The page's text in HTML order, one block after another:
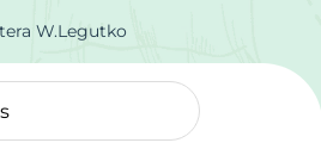
W.Legutko